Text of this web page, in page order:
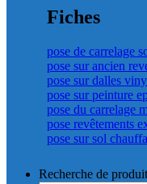
Fiches
pose de carrelage
pose sur ancien
pose sur dalles
pose sur peinture
pose du carrelage
pose revêtements
pose sur sol
Recherche de